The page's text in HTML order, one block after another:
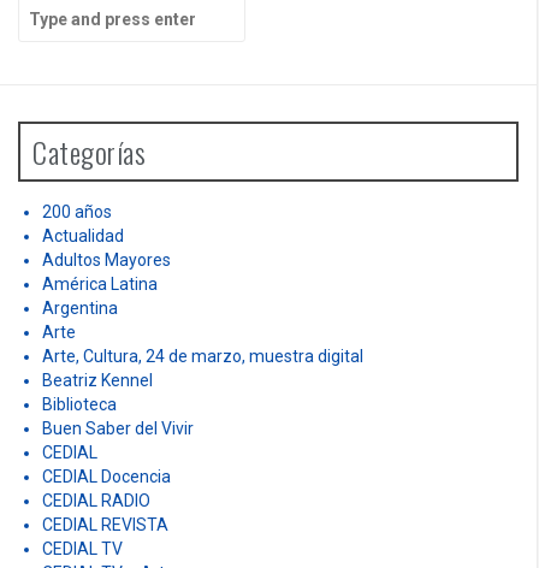
h
o
Categorías
200 años
Actualidad
Adultos Mayores
América Latina
Argentina
Arte
Arte, Cultura, 24 de marzo, muestra digital
Beatriz Kennel
Biblioteca
Buen Saber del Vivir
CEDIAL
CEDIAL Docencia
CEDIAL RADIO
CEDIAL REVISTA
CEDIAL TV